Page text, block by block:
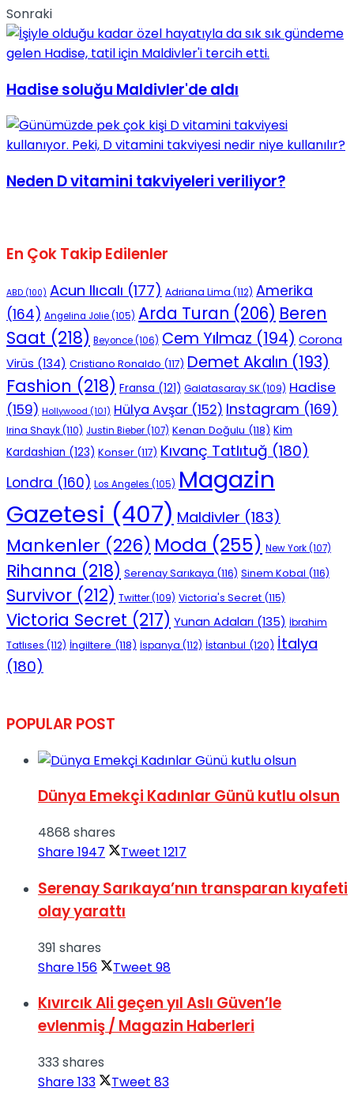
Sonraki
Hadise soluğu Maldivler'de aldı
Neden D vitamini takviyeleri veriliyor?
En Çok Takip Edilenler
ABD (100) Acun Ilıcalı (177) Adriana Lima (112) Amerika
(164) Angelina Jolie(105) Arda Turan (206) Beren
Saat (218) Beyonce(106) Cem Yılmaz (194) Corona
Virüs (134) Cristiano Ronaldo (117) Demet Akalın (193)
Fashion (218) Fransa (121) Galatasaray SK(109) Hadise
(159) Hollywood (101) Hülya Avşar (152) Instagram (169)
Irina Shayk(110) Justin Bieber(107) Kenan Doğulu (118) Kim
Kardashian (123) Konser (117) Kıvanç Tatlıtuğ (180)
Londra (160) Los Angeles (105) Magazin
Gazetesi (407) Maldivler (183)
Mankenler (226) Moda (255) New York(107)
Rihanna (218) Serenay Sarıkaya (116) Sinem Kobal (116)
Survivor (212) Twitter(109) Victoria's Secret (115)
Victoria Secret (217) Yunan Adaları (135) İbrahim
Tatlıses (112) İngiltere (118) İspanya (112) İstanbul (120) İtalya
(180)
POPULAR POST
Dünya Emekçi Kadınlar Günü kutlu olsun
4868 shares
Share1947 Tweet 1217
Serenay Sarıkaya’nın transparan kıyafeti
olay yarattı
391 shares
Share156 Tweet 98
Kıvırcık Ali geçen yıl Aslı Güven’le
evlenmiş / Magazin Haberleri
333 shares
Share133 Tweet 83